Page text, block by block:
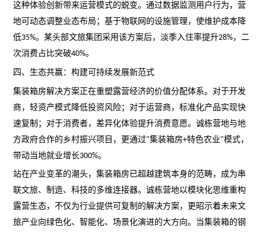
这种体验创新带来运营模式的蜕变。通过数据监测用户行为，营
地可动态调整业态布局；基于物联网的设施管理，使维护成本降
低35%。某头部文旅集团采用该方案后，淡季入住率提升28%，二
次消费占比突破40%。
四、生态共赢：构建可持续发展新范式
集装箱房解决方案正在重塑露营经济的价值分配体系。对于开发
商，轻资产模式降低投资风险；对于运营商，标准化产品实现快
速复制；对于消费者，差异化体验提升消费意愿。诚栋营地与地
方政府合作的乡村振兴项目，更通过"集装箱房+特色农业"模式，
带动当地就业增长300%。
站在产业变革的潮头，集装箱房已超越建筑本身的范畴，成为串
联文旅、制造、科技的多维连接器。诚栋营地以模块化思维重构
露营生态，不仅为行业提供可复制的解决方案，更昭示着未来文
旅产业向绿色化、智能化、场景化演进的大方向。当集装箱的钢